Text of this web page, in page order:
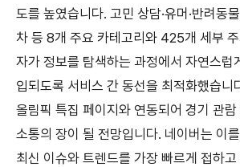
도를 높였습니다. 고민 상담·유머·반려동물
차 등 8개 주요 카테고리와 425개 세부
자가 정보를 탐색하는 과정에서 자연스럽
입되도록 서비스 간 동선을 최적화했습니
올림픽 특집 페이지와 연동되어 경기 관
소통의 장이 될 전망입니다. 네이버는 이
최신 이슈와 트렌드를 가장 빠르게 접하